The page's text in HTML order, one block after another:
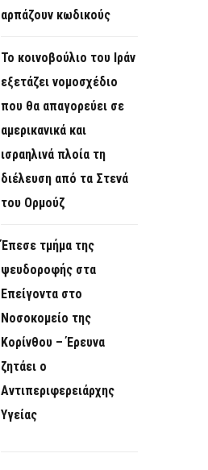
αρπάζουν κωδικούς
Το κοινοβούλιο του Ιράν
εξετάζει νομοσχέδιο
που θα απαγορεύει σε
αμερικανικά και
ισραηλινά πλοία τη
διέλευση από τα Στενά
του Ορμούζ
Έπεσε τμήμα της
ψευδοροφής στα
Επείγοντα στο
Νοσοκομείο της
Κορίνθου – Έρευνα
ζητάει ο
Αντιπεριφερειάρχης
Υγείας